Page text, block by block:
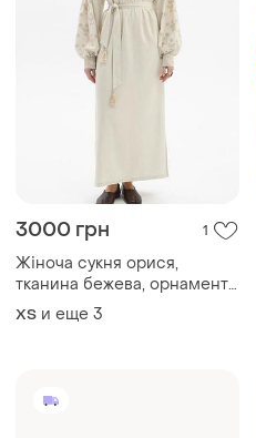
3000 грн 1
Жіноча сукня орися,
тканина бежева, орнамент
бежевий
ХS и еще 3